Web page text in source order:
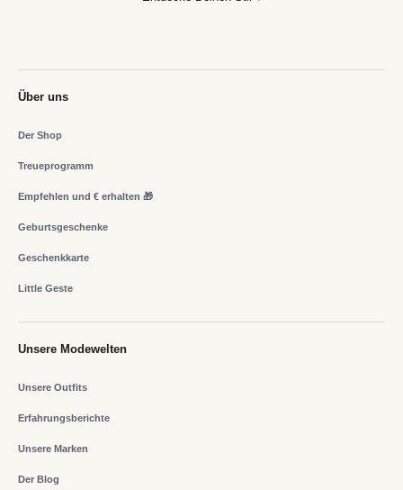
Über uns
Der Shop
Treueprogramm
Empfehlen und € erhalten 🎁
Geburtsgeschenke
Geschenkkarte
Little Geste
Unsere Modewelten
Unsere Outfits
Erfahrungsberichte
Unsere Marken
Der Blog